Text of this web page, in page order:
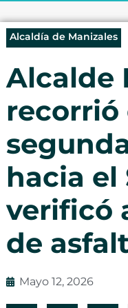
Alcaldía de Manizales
Alcalde
recorrió
hacia el
verificó
de
Mayo 12, 2026